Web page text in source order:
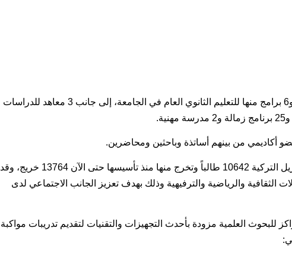
_ يتم تدريس حوالي 27 برنامج بكالوريوس و6 برامج منها للتعليم الثانوي العام في الجامعة، إلى جانب 3 معاهد للدراسات
_ كما قد بلغ عدد الطلاب في جامعة يني يوزيل التركية 10642 طالباً وتخرج منها منذ تأسيسها حتى الآن 13764 خريج، وقد
المجالات الثقافية والرياضية والترفيهية وذلك بهدف تعزيز الجانب الاجتماعي لدى
إلى ما سبق تمتلك الجامعة 9 مراكز للبحوث العلمية مزودة بأحدث التجهيزات والتقنيات لتقديم تدريبات مواكبة